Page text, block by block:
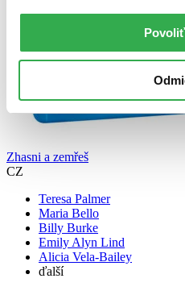
Zhasni a zemřeš
CZ
Teresa Palmer
Maria Bello
Billy Burke
Emily Alyn Lind
Alicia Vela-Bailey
ďalší